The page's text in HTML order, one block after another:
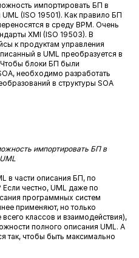
импортировать БП в
(ISO 19501). Как правило БП
в среду BPM. Очень
XMI (ISO 19503). В
к продуктам управления
в UML преобразуется в
Чтобы блоки БП были
необходимо разработать
в структуры SOA
импортировать БП в
в части описания БП, по
честно, UML даже по
программных систем
применяют, но только
классов и взаимодействия),
полного описания UML. А
так, чтобы быть максимально